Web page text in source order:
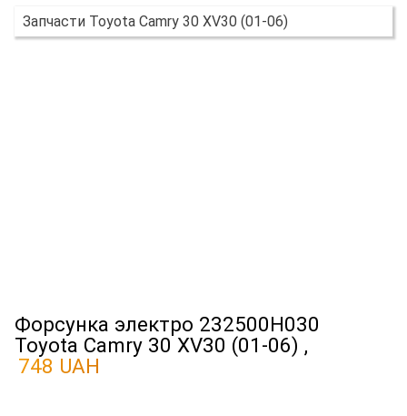
Запчасти Toyota Camry 30 XV30 (01-06)
Форсунка электро 232500H030
Toyota Camry 30 XV30 (01-06) ,
748 UAH